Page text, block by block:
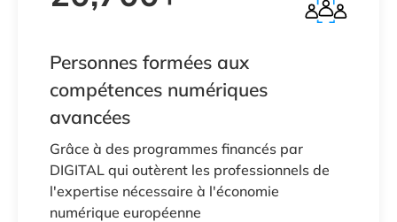
Personnes formées aux
compétences numériques
avancées
Grâce à des programmes financés par
DIGITAL qui outèrent les professionnels de
l'expertise nécessaire à l'économie
numérique européenne